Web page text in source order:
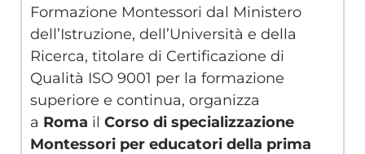
Formazione Montessori dal Ministero
dell’Istruzione, dell’Università e della
Ricerca, titolare di Certificazione di
Qualità ISO 9001 per la formazione
superiore e continua, organizza
a Roma il Corso di specializzazione
Montessori per educatori della prima